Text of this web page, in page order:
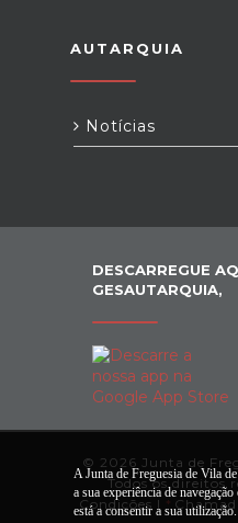
AUTARQUIA
Notícias
DESCARREGUE
GESAUTARQUIA,
© 2026 Junta de
Todos os direitos
Condições | *
A Junta de Freguesia de Vila
a sua experiência de
está a consentir a sua